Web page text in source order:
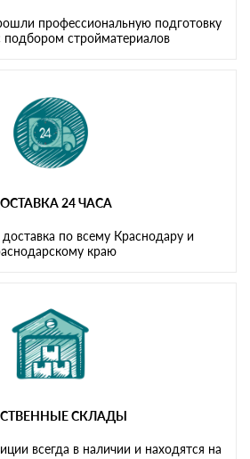
профессиональную подготовку
подбором стройматериалов
24 ЧАСА
доставка по всему Краснодару и
краю
СКЛАДЫ
всегда в наличии и находятся на